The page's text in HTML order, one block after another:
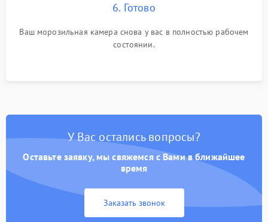
6. Готово
Ваш морозильная камера снова у вас в полностью рабочем
состоянии.
У Вас остались вопросы?
Оставьте заявку, мы свяжемся с Вами в ближайшее
время
Заказать звонок